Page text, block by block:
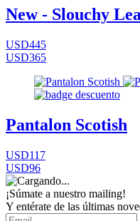
New - Slouchy
USD445
USD365
Pantalon Scotish
USD117
USD96
¡Súmate a nuestro mailing!
Y entérate de las últimas